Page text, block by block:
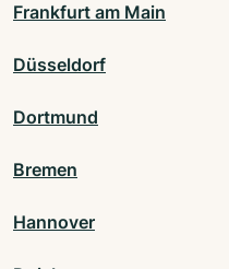
Frankfurt am Main
Düsseldorf
Dortmund
Bremen
Hannover